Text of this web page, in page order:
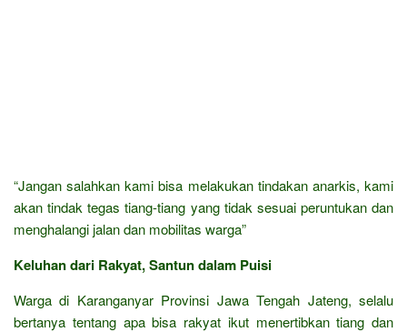
“Jangan salahkan kami bisa melakukan tindakan anarkis, kami
akan tindak tegas tiang-tiang yang tidak sesuai peruntukan dan
menghalangi jalan dan mobilitas warga”
Keluhan dari Rakyat, Santun dalam Puisi
Warga di Karanganyar Provinsi Jawa Tengah Jateng, selalu
bertanya tentang apa bisa rakyat ikut menertibkan tiang dan